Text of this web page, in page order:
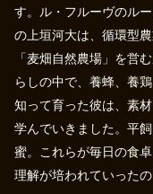
す。ル・フルーヴのル
の上垣河大は、循環型
「麦畑自然農場」を営
らしの中で、養蜂、養
知って育った彼は、素
学んでいきました。平
蜜。これらが毎日の食
理解が培われていったの